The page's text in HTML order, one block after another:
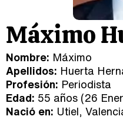
Máximo
Nombre: Máximo
Apellidos: Huerta
Profesión: Periodista
Edad: 55 años (26
Nació en: Utiel,